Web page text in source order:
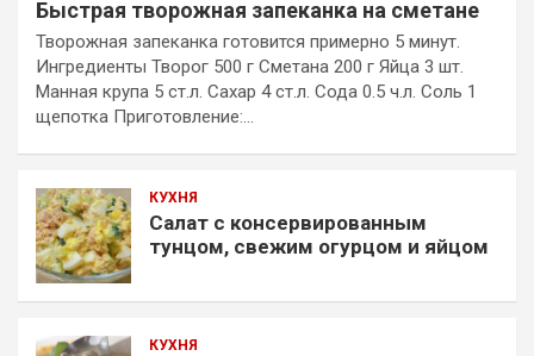
Быстрая творожная запеканка на сметане
Творожная запеканка готовится примерно 5 минут.
Ингредиенты Творог 500 г Сметана 200 г Яйца 3 шт.
Манная крупа 5 ст.л. Сахар 4 ст.л. Сода 0.5 ч.л. Соль 1
щепотка Приготовление:…
КУХНЯ
Салат с консервированным
тунцом, свежим огурцом и яйцом
КУХНЯ